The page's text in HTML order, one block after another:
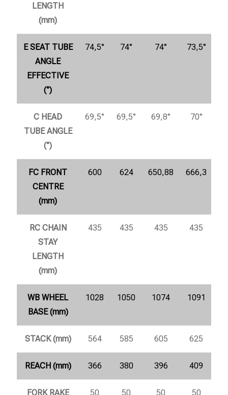
LENGTH
(mm)
E SEAT TUBE
ANGLE
EFFECTIVE
(°)
74,5° 74° 74° 73,5°
C HEAD
TUBE ANGLE
(°)
69,5° 69,5° 69,8° 70°
FC FRONT
CENTRE
(mm)
600 624 650,88 666,3
RC CHAIN
STAY
LENGTH
(mm)
435 435 435 435
WB WHEEL
BASE (mm)
1028 1050 1074 1091
STACK (mm) 564 585 605 625
REACH (mm) 366 380 396 409
FORK RAKE 50 50 50 50